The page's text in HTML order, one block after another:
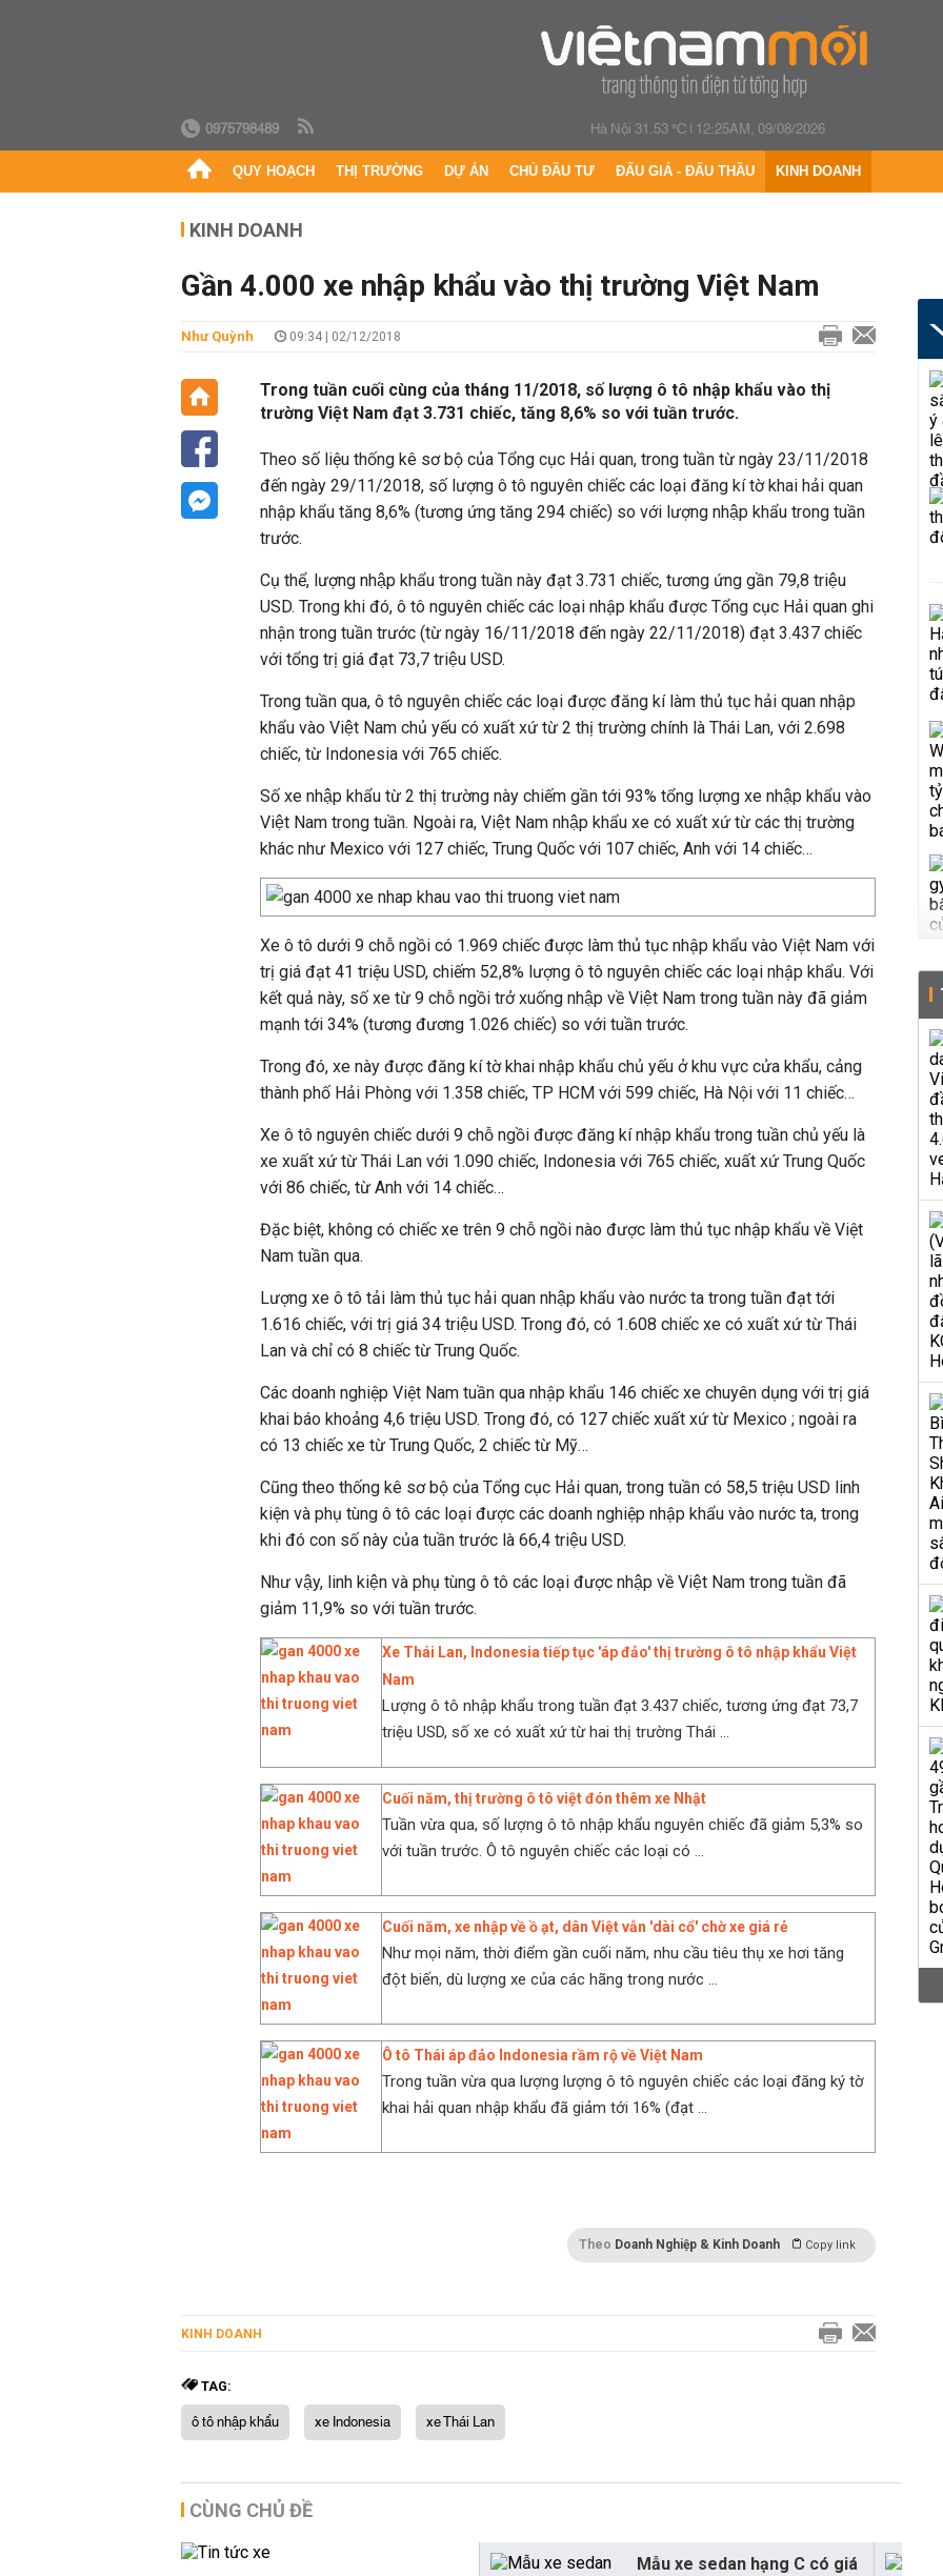
0975798489 Hà Nội 31.53 °C| 12:25AM, 09/08/2026
QUY HOẠCH THỊ TRƯỜNG DỰ ÁN CHỦ ĐẦU TƯ ĐẤU GIÁ - ĐẤU THẦU KINH DOANH
KINH DOANH
Gần 4.000 xe nhập khẩu vào thị trường Việt Nam
Như Quỳnh 09:34 | 02/12/2018
Trong tuần cuối cùng của tháng 11/2018, số lượng ô tô nhập khẩu vào thị
trường Việt Nam đạt 3.731 chiếc, tăng 8,6% so với tuần trước.
Theo số liệu thống kê sơ bộ của Tổng cục Hải quan, trong tuần từ ngày 23/11/2018
đến ngày 29/11/2018, số lượng ô tô nguyên chiếc các loại đăng kí tờ khai hải quan
nhập khẩu tăng 8,6% (tương ứng tăng 294 chiếc) so với lượng nhập khẩu trong tuần
trước.
Cụ thể, lượng nhập khẩu trong tuần này đạt 3.731 chiếc, tương ứng gần 79,8 triệu
USD. Trong khi đó, ô tô nguyên chiếc các loại nhập khẩu được Tổng cục Hải quan ghi
nhận trong tuần trước (từ ngày 16/11/2018 đến ngày 22/11/2018) đạt 3.437 chiếc
với tổng trị giá đạt 73,7 triệu USD.
Trong tuần qua, ô tô nguyên chiếc các loại được đăng kí làm thủ tục hải quan nhập
khẩu vào Việt Nam chủ yếu có xuất xứ từ 2 thị trường chính là Thái Lan, với 2.698
chiếc, từ Indonesia với 765 chiếc.
Số xe nhập khẩu từ 2 thị trường này chiếm gần tới 93% tổng lượng xe nhập khẩu vào
Việt Nam trong tuần. Ngoài ra, Việt Nam nhập khẩu xe có xuất xứ từ các thị trường
khác như Mexico với 127 chiếc, Trung Quốc với 107 chiếc, Anh với 14 chiếc…
Xe ô tô dưới 9 chỗ ngồi có 1.969 chiếc được làm thủ tục nhập khẩu vào Việt Nam với
trị giá đạt 41 triệu USD, chiếm 52,8% lượng ô tô nguyên chiếc các loại nhập khẩu. Với
kết quả này, số xe từ 9 chỗ ngồi trở xuống nhập về Việt Nam trong tuần này đã giảm
mạnh tới 34% (tương đương 1.026 chiếc) so với tuần trước.
Trong đó, xe này được đăng kí tờ khai nhập khẩu chủ yếu ở khu vực cửa khẩu, cảng
thành phố Hải Phòng với 1.358 chiếc, TP HCM với 599 chiếc, Hà Nội với 11 chiếc…
Xe ô tô nguyên chiếc dưới 9 chỗ ngồi được đăng kí nhập khẩu trong tuần chủ yếu là
xe xuất xứ từ Thái Lan với 1.090 chiếc, Indonesia với 765 chiếc, xuất xứ Trung Quốc
với 86 chiếc, từ Anh với 14 chiếc…
Đặc biệt, không có chiếc xe trên 9 chỗ ngồi nào được làm thủ tục nhập khẩu về Việt
Nam tuần qua.
Lượng xe ô tô tải làm thủ tục hải quan nhập khẩu vào nước ta trong tuần đạt tới
1.616 chiếc, với trị giá 34 triệu USD. Trong đó, có 1.608 chiếc xe có xuất xứ từ Thái
Lan và chỉ có 8 chiếc từ Trung Quốc.
Các doanh nghiệp Việt Nam tuần qua nhập khẩu 146 chiếc xe chuyên dụng với trị giá
khai báo khoảng 4,6 triệu USD. Trong đó, có 127 chiếc xuất xứ từ Mexico ; ngoài ra
có 13 chiếc xe từ Trung Quốc, 2 chiếc từ Mỹ…
Cũng theo thống kê sơ bộ của Tổng cục Hải quan, trong tuần có 58,5 triệu USD linh
kiện và phụ tùng ô tô các loại được các doanh nghiệp nhập khẩu vào nước ta, trong
khi đó con số này của tuần trước là 66,4 triệu USD.
Như vậy, linh kiện và phụ tùng ô tô các loại được nhập về Việt Nam trong tuần đã
giảm 11,9% so với tuần trước.
Xe Thái Lan, Indonesia tiếp tục 'áp đảo' thị trường ô tô nhập khẩu Việt
Nam
Lượng ô tô nhập khẩu trong tuần đạt 3.437 chiếc, tương ứng đạt 73,7
triệu USD, số xe có xuất xứ từ hai thị trường Thái ...
Cuối năm, thị trường ô tô việt đón thêm xe Nhật
Tuần vừa qua, số lượng ô tô nhập khẩu nguyên chiếc đã giảm 5,3% so
với tuần trước. Ô tô nguyên chiếc các loại có ...
Cuối năm, xe nhập về ồ ạt, dân Việt vẫn 'dài cổ' chờ xe giá rẻ
Như mọi năm, thời điểm gần cuối năm, nhu cầu tiêu thụ xe hơi tăng
đột biến, dù lượng xe của các hãng trong nước ...
Ô tô Thái áp đảo Indonesia rầm rộ về Việt Nam
Trong tuần vừa qua lượng lượng ô tô nguyên chiếc các loại đăng ký tờ
khai hải quan nhập khẩu đã giảm tới 16% (đạt ...
Theo Doanh Nghiệp & Kinh Doanh Copy link
KINH DOANH
TAG:
ô tô nhập khẩu xe Indonesia xe Thái Lan
CÙNG CHỦ ĐỀ
Mẫu xe sedan hạng C có giá